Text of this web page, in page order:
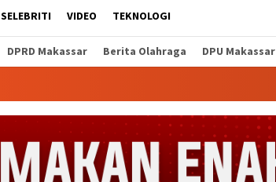
SELEBRITI VIDEO TEKNOLOGI
DPRD Makassar Berita Olahraga DPU Makassar